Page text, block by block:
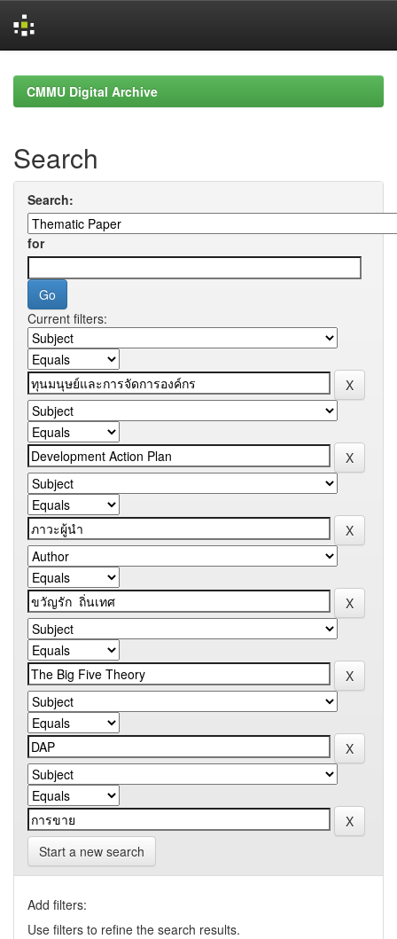
navigationCMMU Digital Archive
Search
Search:
for
Current filters:
Start a new search
Add filters:
Use filters to refine the search results.